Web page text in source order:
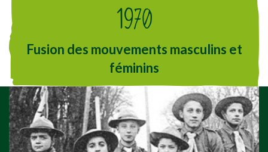
1970
Fusion des mouvements masculins et
féminins